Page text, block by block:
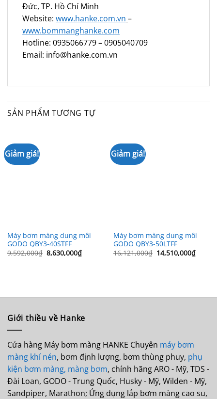
Đức, TP. Hồ Chí Minh
Website: www.hanke.com.vn –
www.bommanghanke.com
Hotline: 0935066779 – 0905040709
Email: info@hanke.com.vn
SẢN PHẨM TƯƠNG TỰ
Giảm giá!
Máy bơm màng dung môi
GODO QBY3-40STFF
9,592,000₫ Giá
gốc
8,630,000₫Giá
hiện
Giảm giá!
Máy bơm màng dung môi
GODO QBY3-50LTFF
16,121,000₫ Giá
gốc
14,510,000₫Giá
hiện
Giới thiều về Hanke
Cửa hàng Máy bơm màng HANKE Chuyên máy bơm
màng khí nén, bơm định lượng, bơm thùng phuy, phụ
kiện bơm màng, màng bơm, chính hãng ARO - Mỹ, TDS -
Đài Loan, GODO - Trung Quốc, Husky - Mỹ, Wilden - Mỹ,
Sandpiper, Marathon; Ứng dụng lắp bơm màng cao su,